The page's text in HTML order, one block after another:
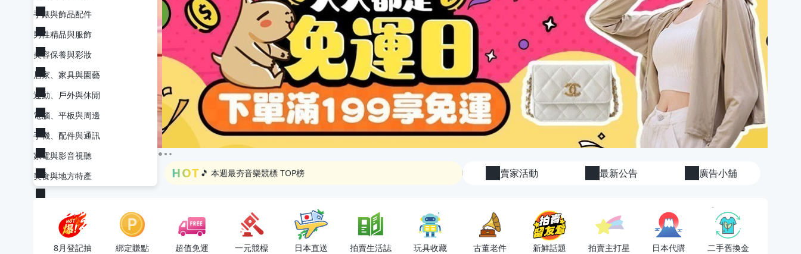
手錶與飾品配件
男性精品與服飾
美容保養與彩妝
居家、家具與園藝
運動、戶外與休閒
電腦、平板與周邊
手機、配件與通訊
家電與影音視聽
美食與地方特產
HOT
極簡上架，刊登享優惠！
天天開寶箱賺OPENPOINT
下單抽VIVISPA按摩券！
🎵 本週最夯音樂競標 TOP榜
極簡上架，刊登享優惠！
天天開寶箱賺OPENPOINT
賣家活動 最新公告 廣告小舖
8月登記抽 綁定賺點 超值免運 一元競標 日本直送 拍賣生活誌 玩具收藏 古董老件 新鮮話題 拍賣主打星 日本代購 二手舊換金